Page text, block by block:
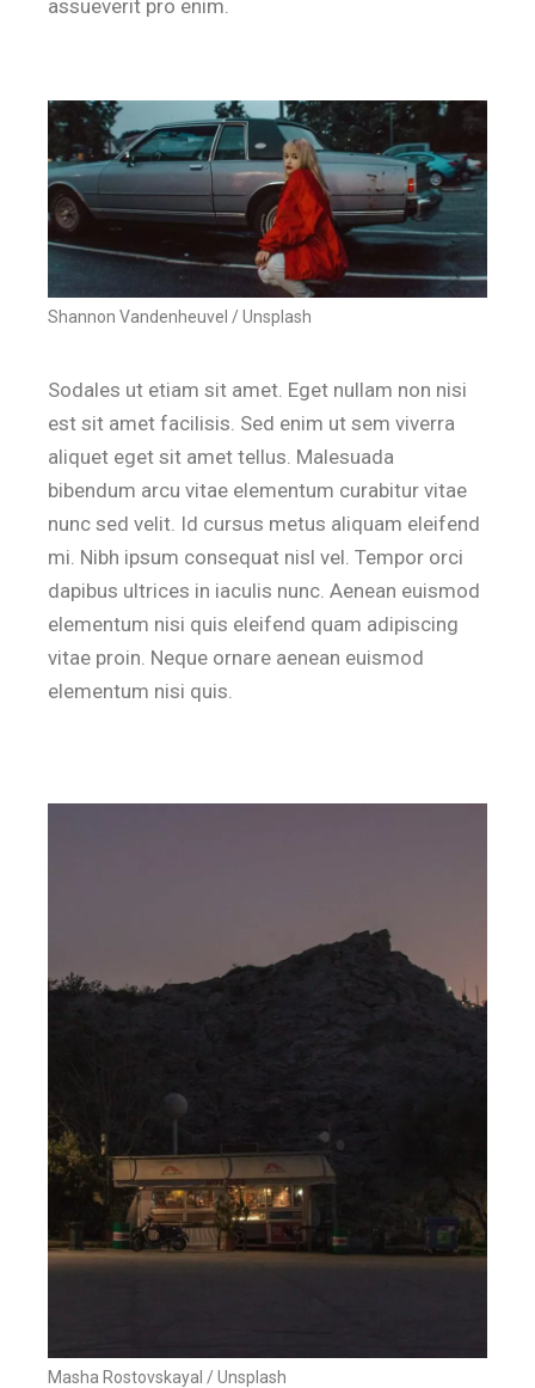
assueverit pro enim.
Shannon Vandenheuvel / Unsplash
Sodales ut etiam sit amet. Eget nullam non nisi
est sit amet facilisis. Sed enim ut sem viverra
aliquet eget sit amet tellus. Malesuada
bibendum arcu vitae elementum curabitur vitae
nunc sed velit. Id cursus metus aliquam eleifend
mi. Nibh ipsum consequat nisl vel. Tempor orci
dapibus ultrices in iaculis nunc. Aenean euismod
elementum nisi quis eleifend quam adipiscing
vitae proin. Neque ornare aenean euismod
elementum nisi quis.
Masha Rostovskayal / Unsplash